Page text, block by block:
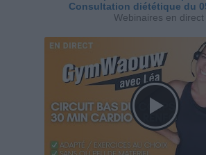
Consultation diététique du
Webinaires en direct